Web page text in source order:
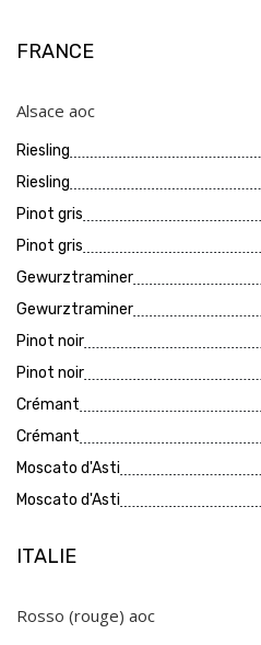
FRANCE
Alsace aoc
Riesling
Riesling
Pinot gris
Pinot gris
Gewurztraminer
Gewurztraminer
Pinot noir
Pinot noir
Crémant
Crémant
Moscato d'Asti
Moscato d'Asti
ITALIE
Rosso (rouge) aoc